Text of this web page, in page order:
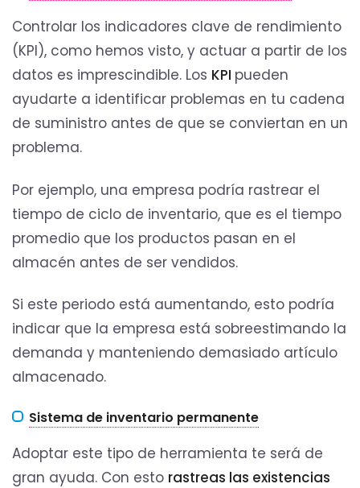
Controlar los indicadores clave de rendimiento
(KPI), como hemos visto, y actuar a partir de los
datos es imprescindible. Los KPI pueden
ayudarte a identificar problemas en tu cadena
de suministro antes de que se conviertan en un
problema.
Por ejemplo, una empresa podría rastrear el
tiempo de ciclo de inventario, que es el tiempo
promedio que los productos pasan en el
almacén antes de ser vendidos.
Si este periodo está aumentando, esto podría
indicar que la empresa está sobreestimando la
demanda y manteniendo demasiado artículo
almacenado.
Sistema de inventario permanente
Adoptar este tipo de herramienta te será de
gran ayuda. Con esto rastreas las existencias